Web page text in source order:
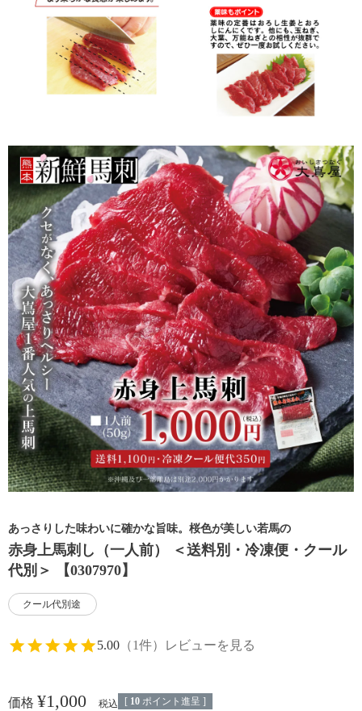
あっさりした味わいに確かな旨味。桜色が美しい若馬の
赤身上馬刺し（一人前） ＜送料別・冷凍便・クール
代別＞ 【0307970】
クール代別途
5.00 （1件） レビューを見る
価格 ¥1,000 税込 [ 10 ポイント進呈 ]